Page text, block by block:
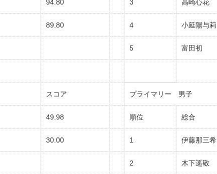
94.80 3 高崎心花
89.80 4 小延陽与莉
5 富田初
スコア プライマリー 男子
49.98 順位 総合
30.00 1 伊藤那三希
2 木下遥敬